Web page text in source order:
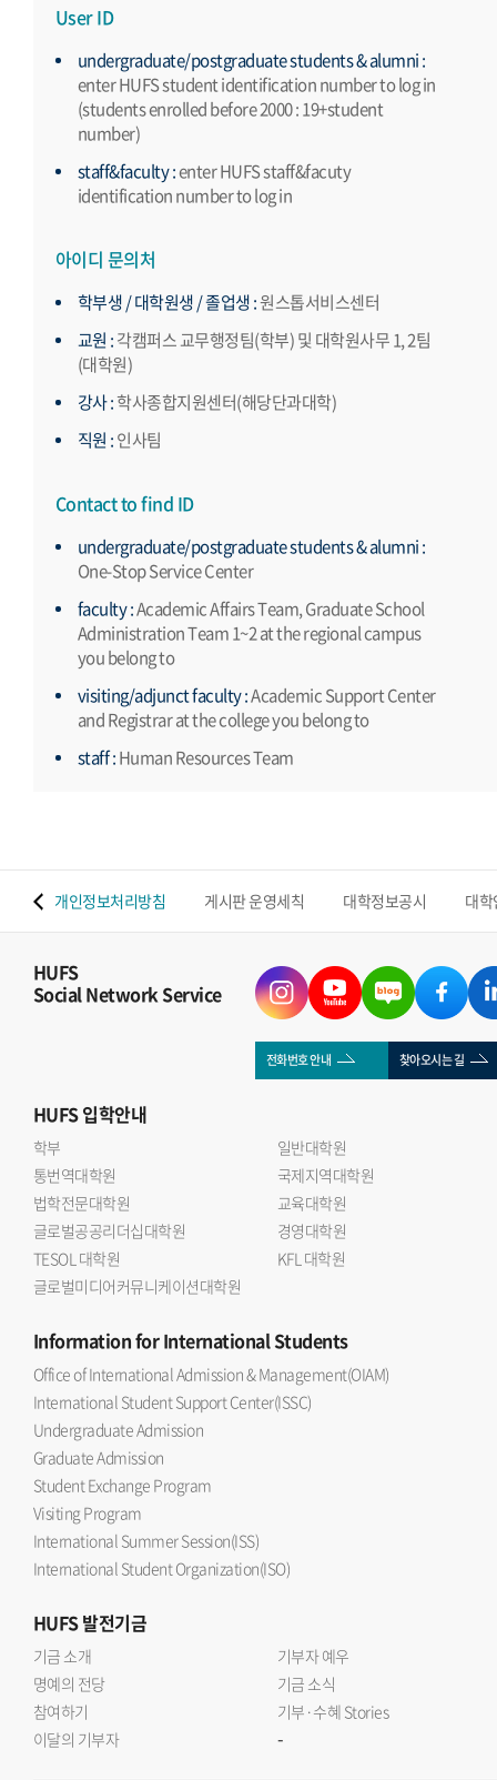
User ID
undergraduate/postgraduate students & alumni :
enter HUFS student identification number to log in
(students enrolled before 2000 : 19+student
number)
staff&faculty :enter HUFS staff&facuty
identification number to log in
아이디 문의처
학부생 / 대학원생 / 졸업생 :원스톱서비스센터
교원 :각캠퍼스 교무행정팀(학부) 및 대학원사무 1, 2팀
(대학원)
강사 :학사종합지원센터(해당단과대학)
직원 :인사팀
Contact to find ID
undergraduate/postgraduate students & alumni :
One-Stop Service Center
faculty :Academic Affairs Team, Graduate School
Administration Team 1~2 at the regional campus
you belong to
visiting/adjunct faculty :Academic Support Center
and Registrar at the college you belong to
staff :Human Resources Team
개인정보처리방침 게시판 운영세칙 대학정보공시 대
HUFS
Social Network Service
전화번호 안내 찾아오시는 길
HUFS입학안내
학부
일반대학원
통번역대학원
국제지역대학원
법학전문대학원
교육대학원
글로벌공공리더십대학원
경영대학원
TESOL 대학원
KFL 대학원
글로벌미디어커뮤니케이션대학원
Informationfor International Students
Office of International Admission & Management(OIAM)
International Student Support Center(ISSC)
Undergraduate Admission
Graduate Admission
Student Exchange Program
Visiting Program
International Summer Session(ISS)
International Student Organization(ISO)
HUFS발전기금
기금 소개
기부자 예우
명예의 전당
기금 소식
참여하기
기부·수혜 Stories
이달의 기부자
-